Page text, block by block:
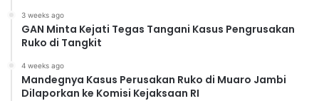
3 weeks ago
GAN Minta Kejati Tegas Tangani Kasus Pengrusakan
Ruko di Tangkit
4 weeks ago
Mandegnya Kasus Perusakan Ruko di Muaro Jambi
Dilaporkan ke Komisi Kejaksaan RI